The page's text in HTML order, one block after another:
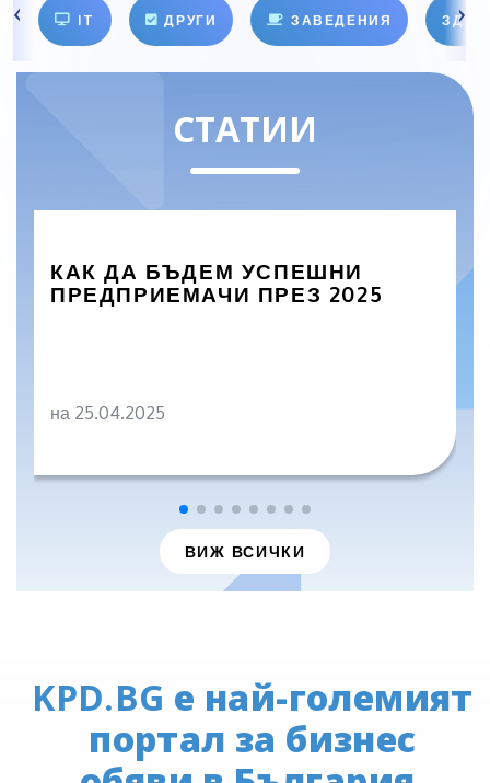
IT ДРУГИ ЗАВЕДЕНИЯ
СТАТИИ
КАК ДА БЪДЕМ УСПЕШНИ
ПРЕДПРИЕМАЧИ ПРЕЗ 2025
на 25.04.2025
ВИЖ ВСИЧКИ
KPD.BG е най-големият
портал за бизнес